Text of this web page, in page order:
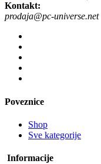
Kontakt:
prodaja@pc-universe.net
Poveznice
Shop
Sve kategorije
Informacije